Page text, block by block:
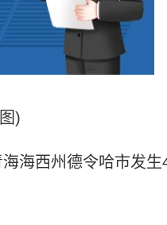
)
海西州德令哈市发